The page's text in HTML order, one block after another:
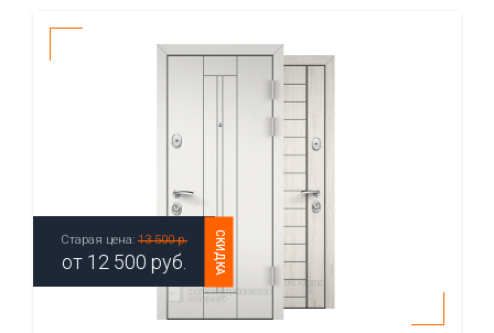
СКИДКА
Старая цена: 13 500 р.
от 12 500 руб.